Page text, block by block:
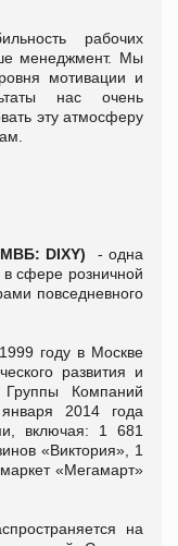
рабочих
менеджмент. Мы
мотивации и
нас очень
эту атмосферу
DIXY) - одна
сфере розничной
повседневного
году в Москве
развития и
Компаний
2014 года
включая: 1 681
«Виктория», 1
«Мегамарт»
на